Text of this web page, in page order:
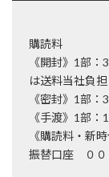
購読料
《開封》1部
は送料当社負担
《密封》1部：
《手渡》1部
《購読料・新
振替口座 ００